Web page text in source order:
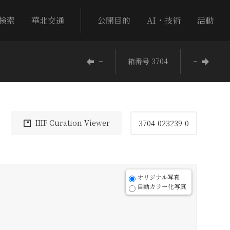
索 華北交通 公開目的 AI・技術 活動
− 箱番号 3704 −
IIIF Curation Viewer 3704-023239-0
オリジナル写真
自動カラー化写真